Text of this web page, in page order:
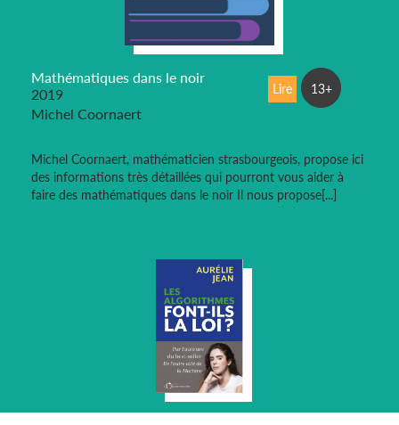
Mathématiques dans le noir
2019
Michel Coornaert
Michel Coornaert, mathématicien strasbourgeois, propose ici
des informations très détaillées qui pourront vous aider à
faire des mathématiques dans le noir Il nous propose[...]
Lire 13+